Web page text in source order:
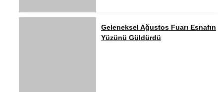
Geleneksel Ağustos Fuarı Esnafın
Yüzünü Güldürdü